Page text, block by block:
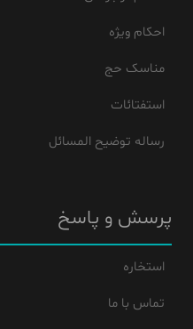
احکام ویژه
مناسک حج
استفتائات
رساله توضیح المسائل
پرسش و پاسخ
استخاره
تماس با ما